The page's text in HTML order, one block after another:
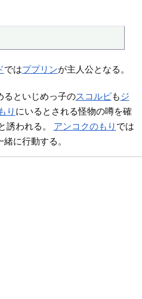
ではププリンが主人公となる。
るといじめっ子のスコルピもジ
り にいるとされる怪物の噂を確
誘われる。 アンコクのもり では
緒に行動する。